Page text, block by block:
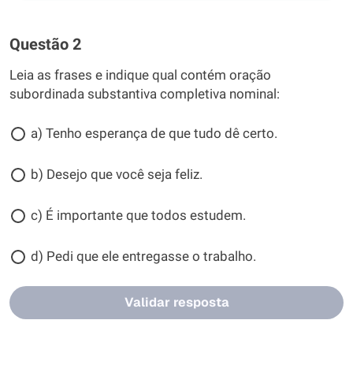
Questão 2
Leia as frases e indique qual contém oração
subordinada substantiva completiva nominal:
a) Tenho esperança de que tudo dê certo.
b) Desejo que você seja feliz.
c) É importante que todos estudem.
d) Pedi que ele entregasse o trabalho.
Validar resposta